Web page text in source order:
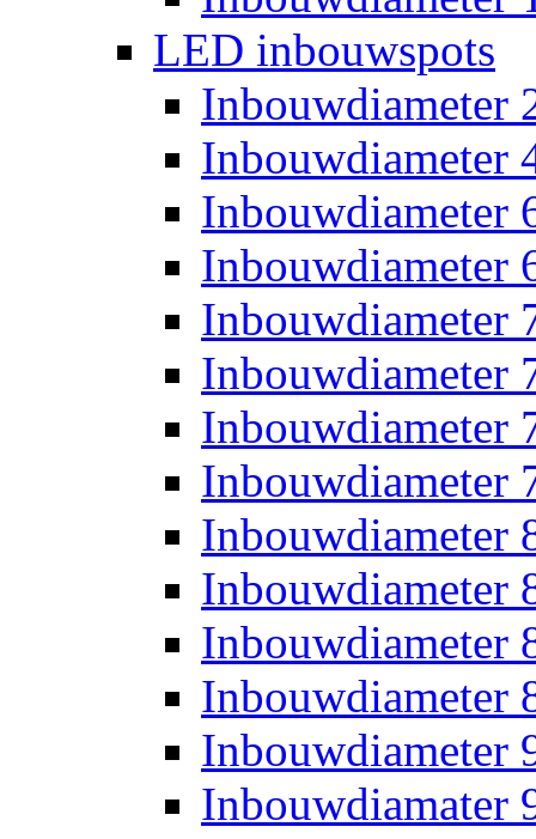
LED inbouwspots
Inbouwdiameter
Inbouwdiameter
Inbouwdiameter
Inbouwdiameter
Inbouwdiameter
Inbouwdiameter
Inbouwdiameter
Inbouwdiameter
Inbouwdiameter
Inbouwdiameter
Inbouwdiameter
Inbouwdiameter
Inbouwdiameter
Inbouwdiamater